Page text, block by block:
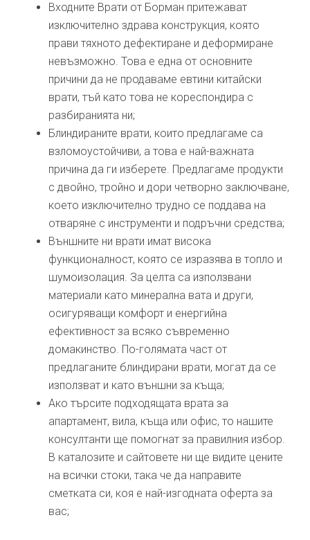
Входните Врати от Борман притежават
изключително здрава конструкция, която
прави тяхното дефектиране и деформиране
невъзможно. Това е една от основните
причини да не продаваме евтини китайски
врати, тъй като това не кореспондира с
разбиранията ни;
Блиндираните врати, които предлагаме са
взломоустойчиви, а това е най-важната
причина да ги изберете. Предлагаме продукти
с двойно, тройно и дори четворно заключване,
което изключително трудно се поддава на
отваряне с инструменти и подръчни средства;
Външните ни врати имат висока
функционалност, която се изразява в топло и
шумоизолация. За целта са използвани
материали като минерална вата и други,
осигуряващи комфорт и енергийна
ефективност за всяко съвременно
домакинство. По-голямата част от
предлаганите блиндирани врати, могат да се
използват и като външни за къща;
Ако търсите подходящата врата за
апартамент, вила, къща или офис, то нашите
консултанти ще помогнат за правилния избор.
В каталозите и сайтовете ни ще видите цените
на всички стоки, така че да направите
сметката си, коя е най-изгодната оферта за
вас;